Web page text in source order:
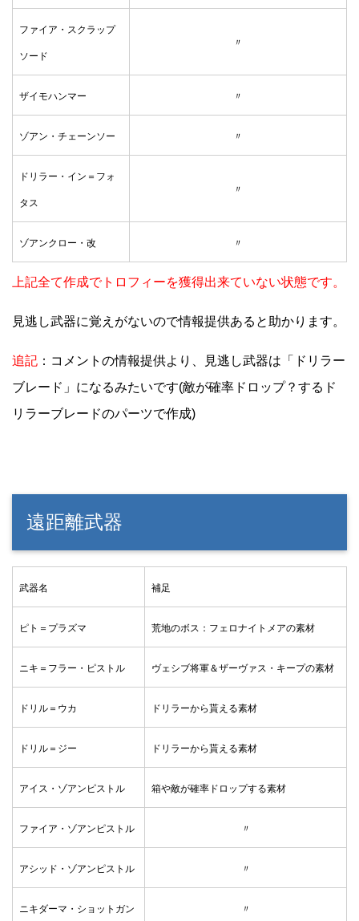
ファイア・スクラップ
ソード
〃
ザイモハンマー 〃
ゾアン・チェーンソー 〃
ドリラー・イン＝フォ
タス
〃
ゾアンクロー・改 〃
上記全て作成でトロフィーを獲得出来ていない状態です。
見逃し武器に覚えがないので情報提供あると助かります。
追記 ：コメントの情報提供より、見逃し武器は「ドリラー
ブレード」になるみたいです(敵が確率ドロップ？するド
リラーブレードのパーツで作成)
遠距離武器
武器名 補足
ピト＝プラズマ 荒地のボス：フェロナイトメアの素材
ニキ＝フラー・ピストル ヴェシブ将軍＆ザーヴァス・キープの素材
ドリル＝ウカ ドリラーから貰える素材
ドリル＝ジー ドリラーから貰える素材
アイス・ゾアンピストル 箱や敵が確率ドロップする素材
ファイア・ゾアンピストル 〃
アシッド・ゾアンピストル 〃
ニキダーマ・ショットガン 〃